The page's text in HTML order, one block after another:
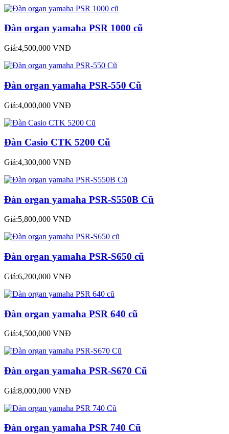
Đàn organ yamaha PSR 1000 cũ
Giá:4,500,000 VNĐ
Đàn organ yamaha PSR-550 Cũ
Giá:4,000,000 VNĐ
Đàn Casio CTK 5200 Cũ
Giá:4,300,000 VNĐ
Đàn organ yamaha PSR-S550B Cũ
Giá:5,800,000 VNĐ
Đàn organ yamaha PSR-S650 cũ
Giá:6,200,000 VNĐ
Đàn organ yamaha PSR 640 cũ
Giá:4,500,000 VNĐ
Đàn organ yamaha PSR-S670 Cũ
Giá:8,000,000 VNĐ
Đàn organ yamaha PSR 740 Cũ